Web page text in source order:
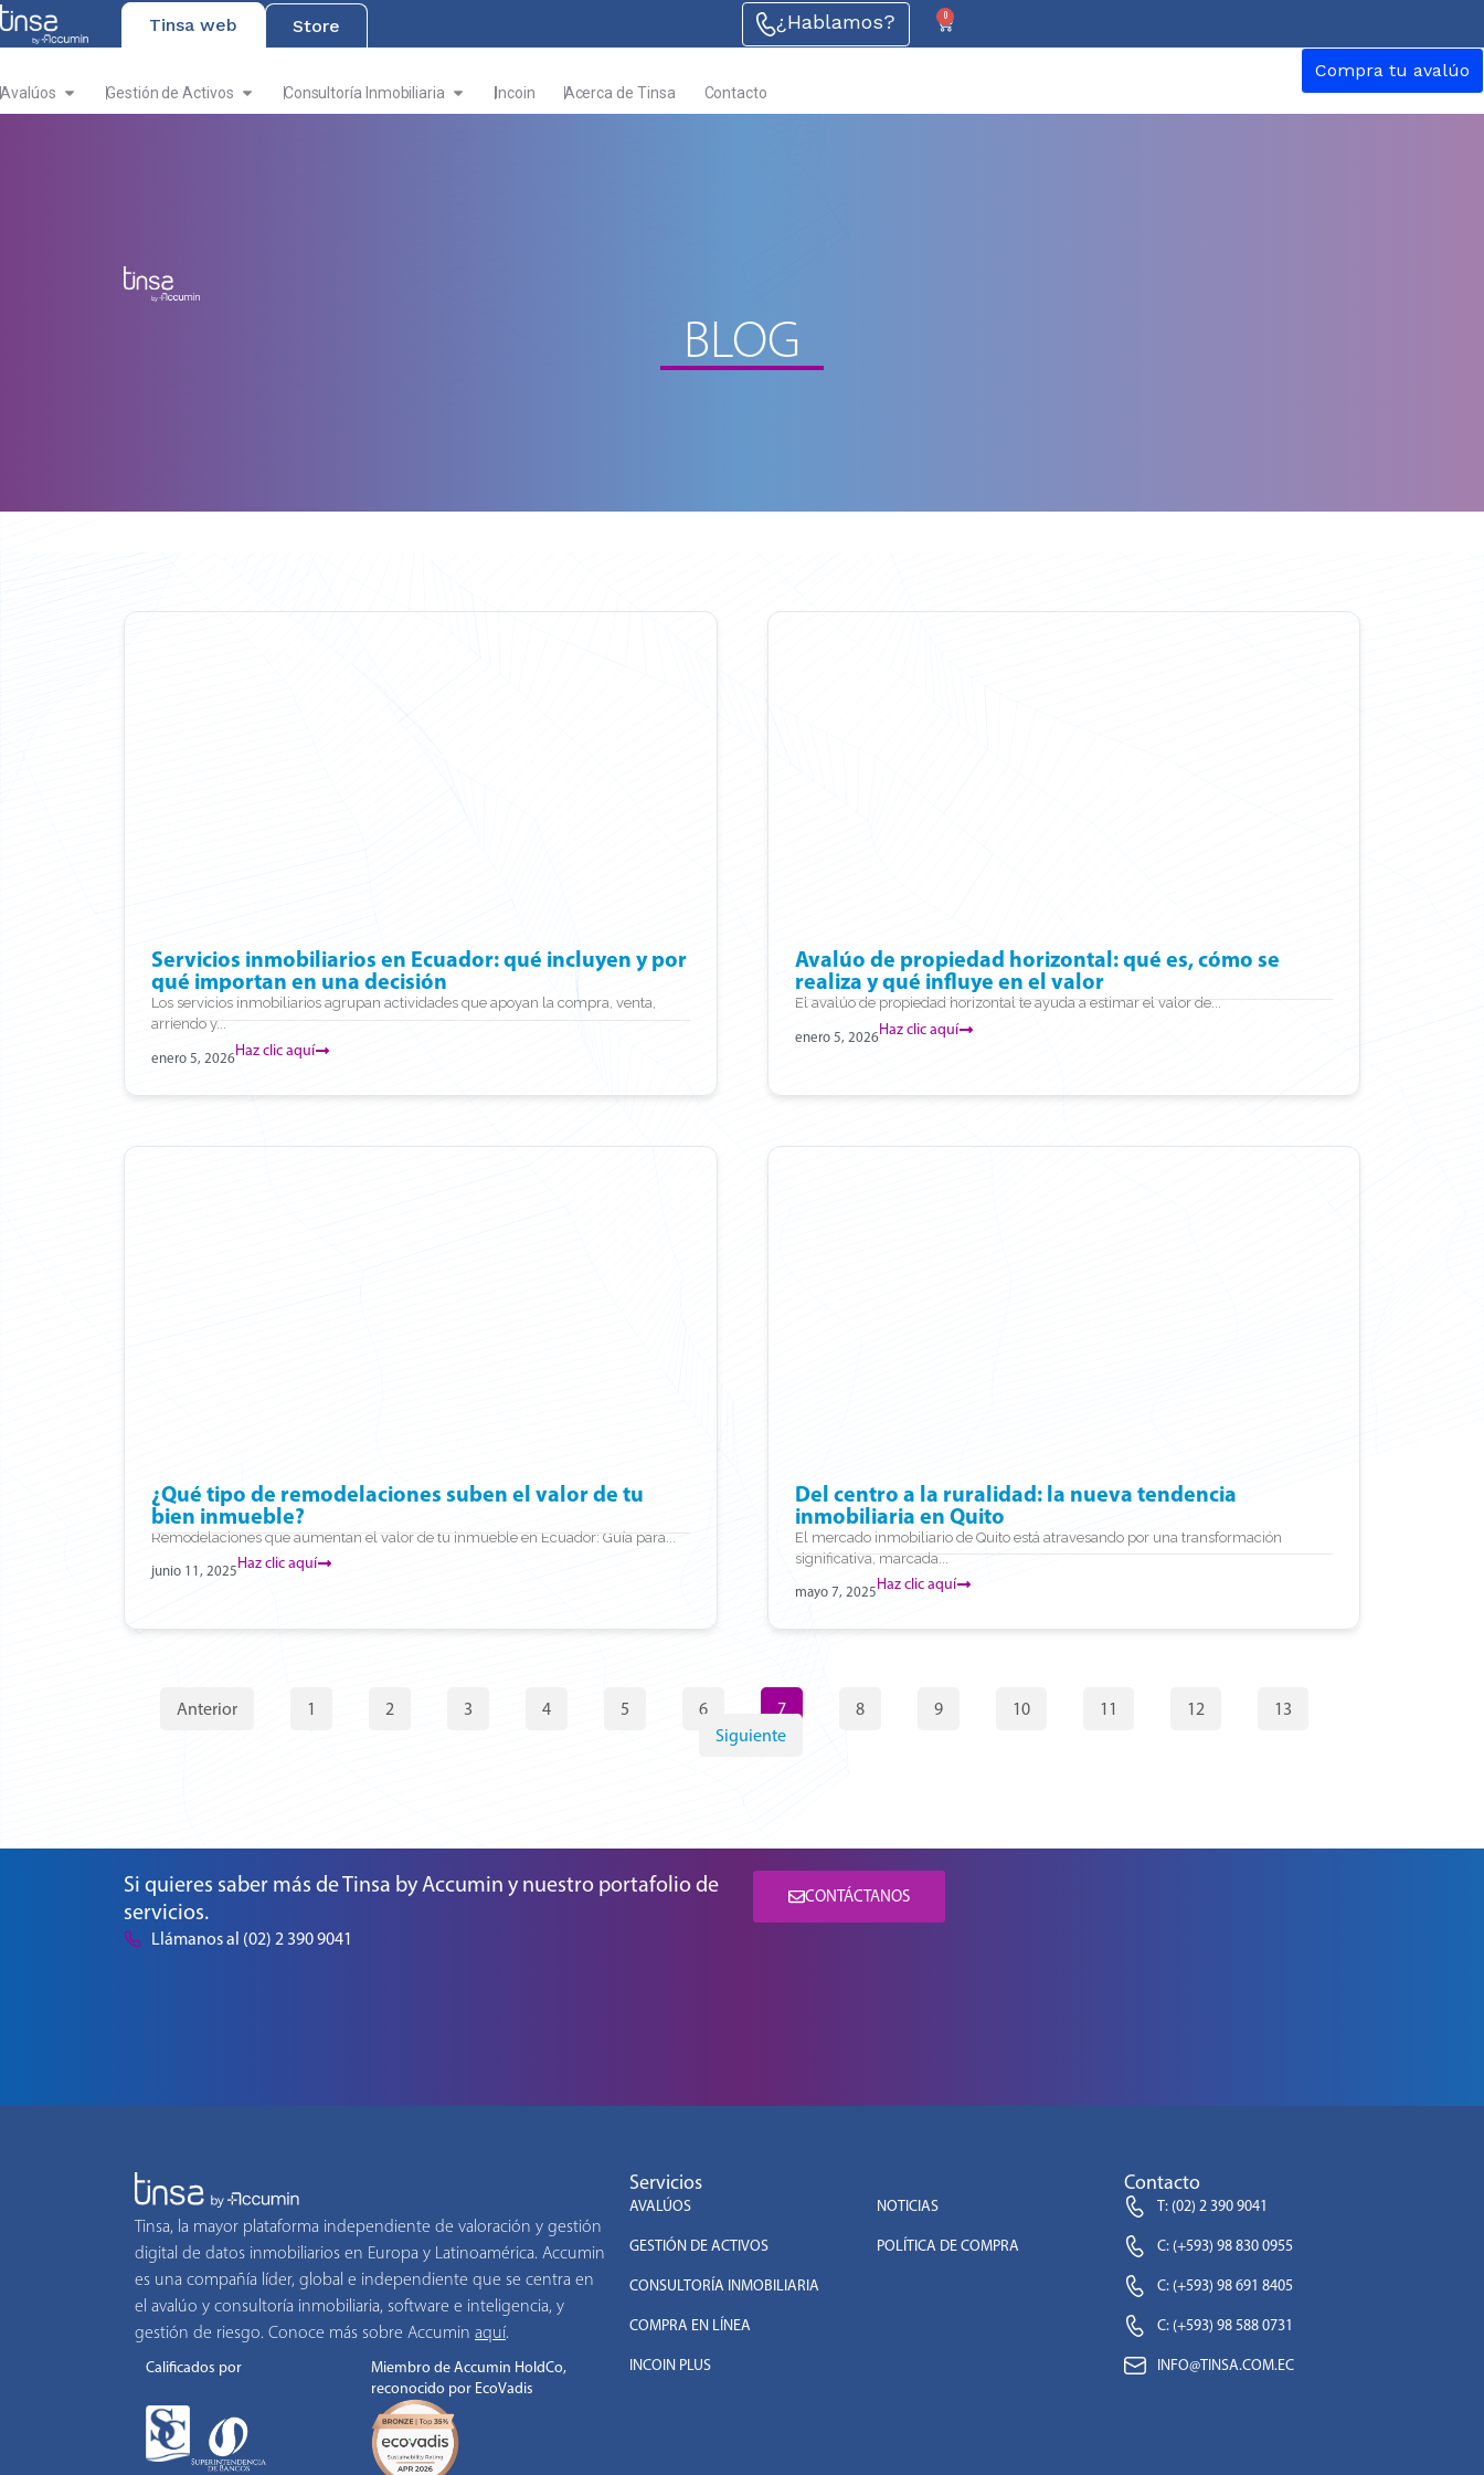
Tinsa web Store ¿Hablamos? 0
Avalúos Gestión de Activos Consultoría Inmobiliaria Incoin Acerca de Tinsa Contacto
Compra tu avalúo
BLOG
Servicios inmobiliarios en Ecuador: qué incluyen y por
qué importan en una decisión
Los servicios inmobiliarios agrupan actividades que apoyan la compra, venta,
arriendo y...
enero 5, 2026Haz clic aquí
Avalúo de propiedad horizontal: qué es, cómo se
realiza y qué influye en el valor
El avalúo de propiedad horizontal te ayuda a estimar el valor de...
enero 5, 2026Haz clic aquí
¿Qué tipo de remodelaciones suben el valor de tu
bien inmueble?
Remodelaciones que aumentan el valor de tu inmueble en Ecuador: Guía para...
junio 11, 2025Haz clic aquí
Del centro a la ruralidad: la nueva tendencia
inmobiliaria en Quito
El mercado inmobiliario de Quito está atravesando por una transformación
significativa, marcada...
mayo 7, 2025Haz clic aquí
Anterior 1 2 3 4 5 6 7 8 9 10 11 12
13
Siguiente
Si quieres saber más de Tinsa by Accumin y nuestro portafolio de
servicios.
Llámanos al (02) 2 390 9041
CONTÁCTANOS
Tinsa, la mayor plataforma independiente de valoración y gestión
digital de datos inmobiliarios en Europa y Latinoamérica. Accumin
es una compañía líder, global e independiente que se centra en
el avalúo y consultoría inmobiliaria, software e inteligencia, y
gestión de riesgo. Conoce más sobre Accumin aquí.
Calificados por
Miembro de Accumin HoldCo,
reconocido por EcoVadis
Servicios
AVALÚOS
GESTIÓN DE ACTIVOS
CONSULTORÍA INMOBILIARIA
COMPRA EN LÍNEA
INCOIN PLUS
NOTICIAS
POLÍTICA DE COMPRA
Contacto
T: (02) 2 390 9041
C: (+593) 98 830 0955
C: (+593) 98 691 8405
C: (+593) 98 588 0731
INFO@TINSA.COM.EC